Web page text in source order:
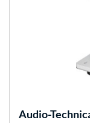
Audio-